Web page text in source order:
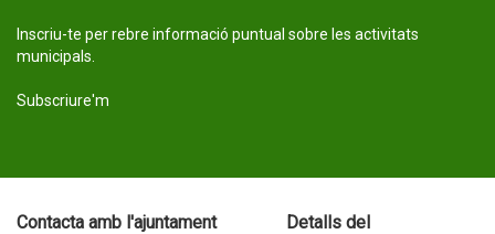
Inscriu-te per rebre informació puntual sobre les activitats
municipals.
Subscriure'm
Contacta amb l'ajuntament
Detalls del